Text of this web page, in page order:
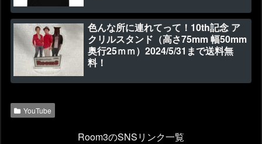
色んな所に連れてって！10th記念 ア
クリルスタンド（高さ75mm 幅50mm
奥行25ｍｍ）2024/5/31まで送料無
料！
YouTube
Room3のSNSリンク一覧